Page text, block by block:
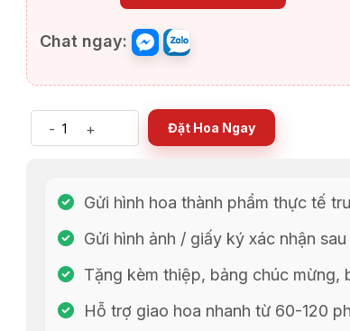
Chat ngay:
- + Đặt Hoa Ngay
Gửi hình hoa thành phẩm thực tế
Gửi hình ảnh / giấy ký xác nhận
Tặng kèm thiệp, bảng chúc mừng,
Hỗ trợ giao hoa nhanh từ 60-120